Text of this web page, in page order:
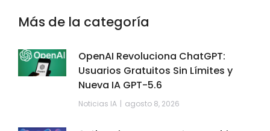
Más de la categoría
OpenAI Revoluciona ChatGPT:
Usuarios Gratuitos Sin Límites y
Nueva IA GPT-5.6
Noticias IA agosto 8, 2026